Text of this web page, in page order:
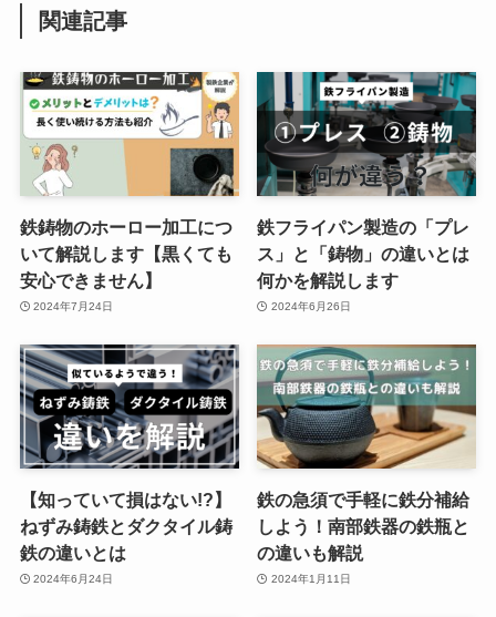
関連記事
鉄鋳物のホーロー加工につ
いて解説します【黒くても
安心できません】
2024年7月24日
鉄フライパン製造の「プレ
ス」と「鋳物」の違いとは
何かを解説します
2024年6月26日
【知っていて損はない!?】
ねずみ鋳鉄とダクタイル鋳
鉄の違いとは
2024年6月24日
鉄の急須で手軽に鉄分補給
しよう！南部鉄器の鉄瓶と
の違いも解説
2024年1月11日